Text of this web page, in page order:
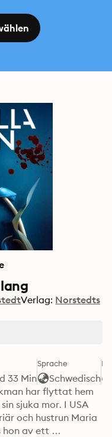
Verlag: Norstedts
33 Min
Sprache
Schwedisch
har flyttat hem
sjuka mor. I USA
och hustrun Maria
hon av ett